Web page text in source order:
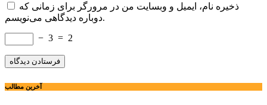
ذخیره نام، ایمیل و وبسایت من در مرورگر برای زمانی که
دوباره دیدگاهی می‌نویسم.
− 3 = 2
آخرین مطالب